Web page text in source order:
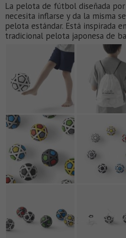
La pelota de fútbol diseñada
necesita inflarse y da la misma
pelota estándar. Está inspirada
tradicional pelota japonesa de